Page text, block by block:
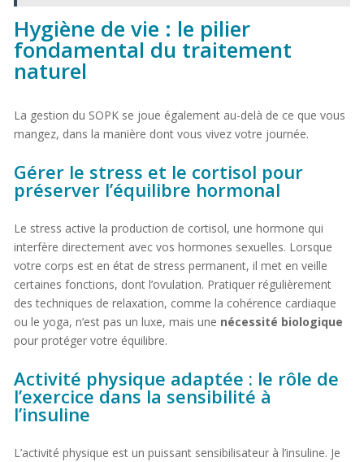
Hygiène de vie : le pilier
fondamental du traitement
naturel
La gestion du SOPK se joue également au-delà de ce que vous
mangez, dans la manière dont vous vivez votre journée.
Gérer le stress et le cortisol pour
préserver l’équilibre hormonal
Le stress active la production de cortisol, une hormone qui
interfère directement avec vos hormones sexuelles. Lorsque
votre corps est en état de stress permanent, il met en veille
certaines fonctions, dont l’ovulation. Pratiquer régulièrement
des techniques de relaxation, comme la cohérence cardiaque
ou le yoga, n’est pas un luxe, mais une nécessité biologique
pour protéger votre équilibre.
Activité physique adaptée : le rôle de
l’exercice dans la sensibilité à
l’insuline
L’activité physique est un puissant sensibilisateur à l’insuline. Je